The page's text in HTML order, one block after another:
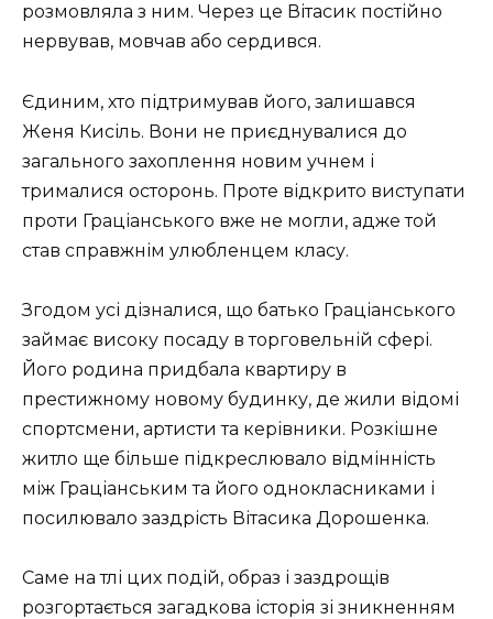
розмовляла з ним. Через це Вітасик постійно
нервував, мовчав або сердився.
Єдиним, хто підтримував його, залишався
Женя Кисіль. Вони не приєднувалися до
загального захоплення новим учнем і
трималися осторонь. Проте відкрито виступати
проти Граціанського вже не могли, адже той
став справжнім улюбленцем класу.
Згодом усі дізналися, що батько Граціанського
займає високу посаду в торговельній сфері.
Його родина придбала квартиру в
престижному новому будинку, де жили відомі
спортсмени, артисти та керівники. Розкішне
житло ще більше підкреслювало відмінність
між Граціанським та його однокласниками і
посилювало заздрість Вітасика Дорошенка.
Саме на тлі цих подій, образ і заздрощів
розгортається загадкова історія зі зникненням